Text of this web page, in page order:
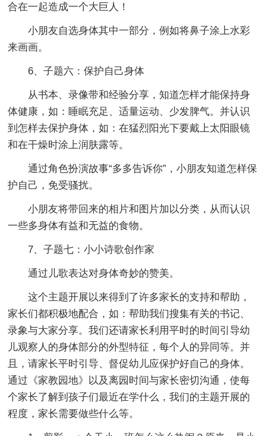
合在一起造成一个大巨人！
小朋友自选身体其中一部分，例如将鼻子涂上水彩
来画画。
6、子题六：保护自己身体
从书本、录像带和经验分享，知道怎样才能保持身
体健康，如：睡眠充足、适量运动、少发脾气。并认识
到怎样去保护身体，如：在猛烈阳光下要戴上太阳眼镜
和在干燥时涂上润肤露等。
通过角色扮演故事“多多告诉你”，小朋友知道怎样保
护自己，免受骚扰。
小朋友将带回来的相片和图片加以分类，从而认识
一些多身体有益和无益的食物。
7、子题七：小小诗歌创作家
通过儿歌表达对身体奇妙的赞美。
这个主题开展以来得到了许多家长的支持和帮助，
家长们都积极地配合，如：帮助我们搜集有关的书记、
录象与大家分享。我们还请家长利用平时的时间引导幼
儿观察人的身体部分的外型特征，每个人的异同等。并
且，请家长平时引导、督促幼儿应保护好自己的身体。
通过《家教园地》以及离园时间与家长密切沟通，使每
个家长了解到孩子们最近在学什么，我们的主题开展的
程度，家长需要做些什么等。